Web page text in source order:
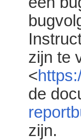
zijn te
<
de
zijn.